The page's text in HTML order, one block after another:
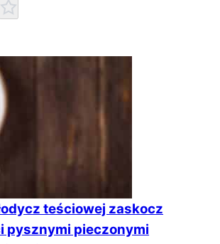
teściowej zaskocz
pysznymi pieczonymi